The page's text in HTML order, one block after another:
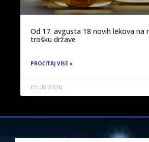
Od 17. avgusta 18 novih lekova na
trošku države
PROČITAJ VIŠE »
05.08.2026.